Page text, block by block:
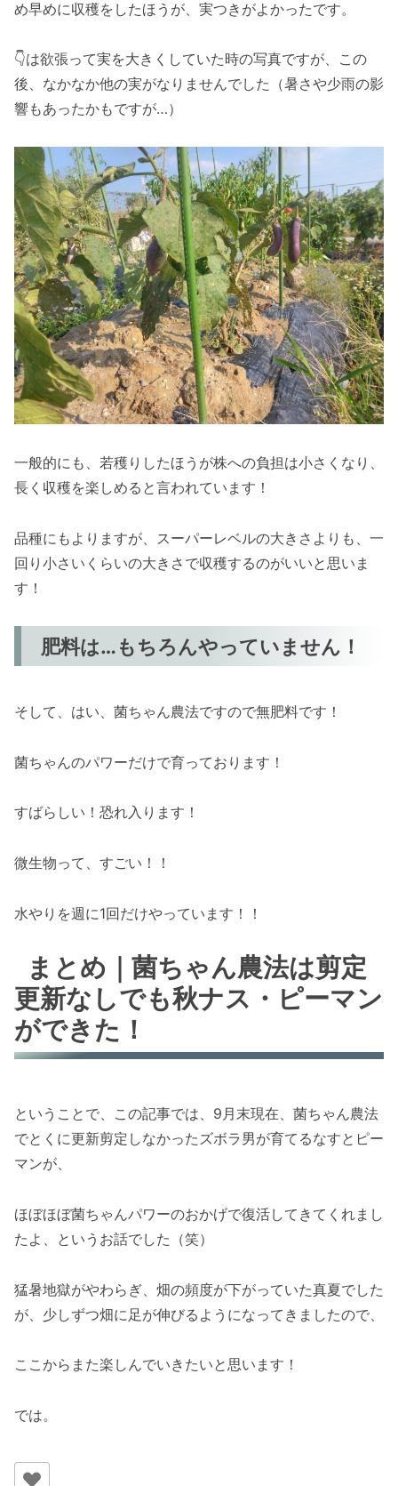
め早めに収穫をしたほうが、実つきがよかったです。
👇は欲張って実を大きくしていた時の写真ですが、この
後、なかなか他の実がなりませんでした（暑さや少雨の影
響もあったかもですが…）
一般的にも、若穫りしたほうが株への負担は小さくなり、
長く収穫を楽しめると言われています！
品種にもよりますが、スーパーレベルの大きさよりも、一
回り小さいくらいの大きさで収穫するのがいいと思いま
す！
肥料は…もちろんやっていません！
そして、はい、菌ちゃん農法ですので無肥料です！
菌ちゃんのパワーだけで育っております！
すばらしい！恐れ入ります！
微生物って、すごい！！
水やりを週に1回だけやっています！！
まとめ｜菌ちゃん農法は剪定
更新なしでも秋ナス・ピーマン
ができた！
ということで、この記事では、9月末現在、菌ちゃん農法
でとくに更新剪定しなかったズボラ男が育てるなすとピー
マンが、
ほぼほぼ菌ちゃんパワーのおかげで復活してきてくれまし
たよ、というお話でした（笑）
猛暑地獄がやわらぎ、畑の頻度が下がっていた真夏でした
が、少しずつ畑に足が伸びるようになってきましたので、
ここからまた楽しんでいきたいと思います！
では。